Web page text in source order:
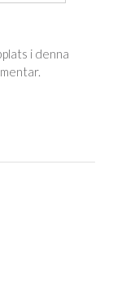
i denna